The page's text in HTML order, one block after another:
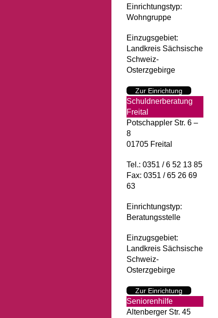
Einrichtungstyp:
Wohngruppe
Einzugsgebiet:
Landkreis Sächsische
Schweiz-
Osterzgebirge
Zur Einrichtung
Schuldnerberatung
Freital
Potschappler Str. 6 –
8
01705 Freital
Tel.: 0351 / 6 52 13 85
Fax: 0351 / 65 26 69
63
Einrichtungstyp:
Beratungsstelle
Einzugsgebiet:
Landkreis Sächsische
Schweiz-
Osterzgebirge
Zur Einrichtung
Seniorenhilfe
Altenberger Str. 45